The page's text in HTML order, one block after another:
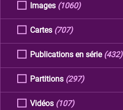
Images (1060)
Cartes (707)
Publications en série (432)
Partitions (297)
Vidéos (107)